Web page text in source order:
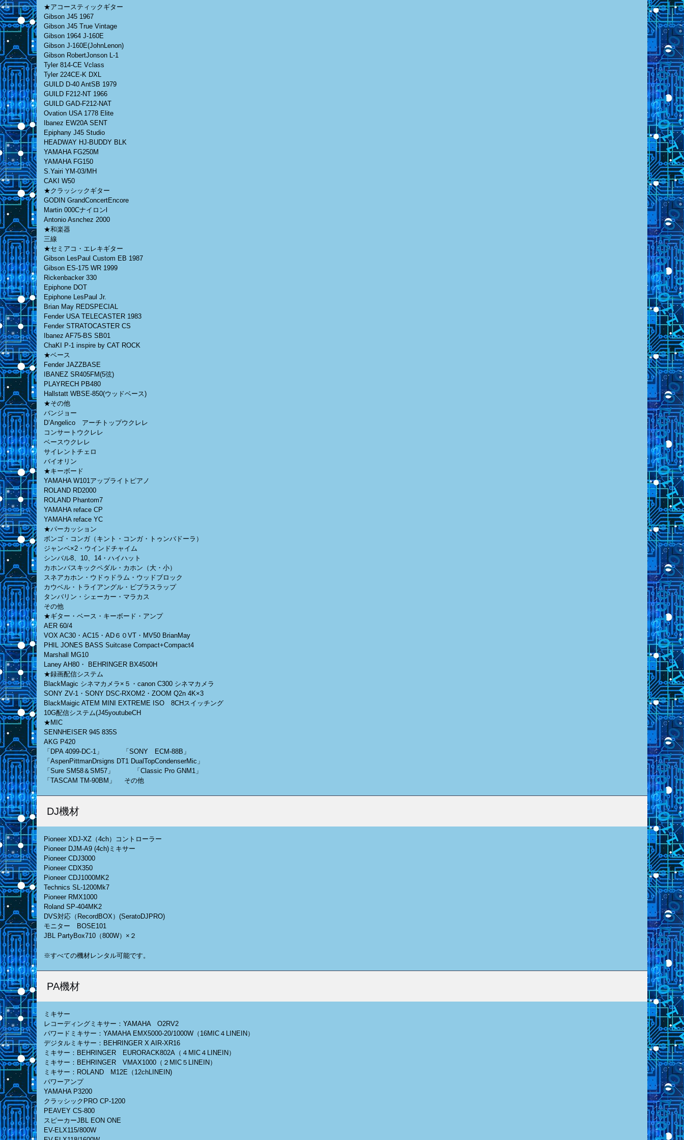
★アコースティックギター
Gibson J45 1967
Gibson J45 True Vintage
Gibson 1964 J-160E
Gibson J-160E(JohnLenon)
Gibson RobertJonson L-1
Tyler 814-CE Vclass
Tyler 224CE-K DXL
GUILD D-40 AntSB 1979
GUILD F212-NT 1966
GUILD GAD-F212-NAT
Ovation USA 1778 Elite
Ibanez EW20A SENT
Epiphany J45 Studio
HEADWAY HJ-BUDDY BLK
YAMAHA FG250M
YAMAHA FG150
S.Yairi YM-03/MH
CAKI W50
★クラッシックギター
GODIN GrandConcertEncore
Martin 000Cナイロンl
Antonio Asnchez 2000
★和楽器
三線
★セミアコ・エレキギター
Gibson LesPaul Custom EB 1987
Gibson ES-175 WR 1999
Rickenbacker 330
Epiphone DOT
Epiphone LesPaul Jr.
Brian May REDSPECIAL
Fender USA TELECASTER 1983
Fender STRATOCASTER CS
Ibanez AF75-BS SB01
ChaKI P-1 inspire by CAT ROCK
★ベース
Fender JAZZBASE
IBANEZ SR405FM(5弦)
PLAYRECH PB480
Hallstatt WBSE-850(ウッドベース)
★その他
バンジョー
D’Angelico アーチトップウクレレ
コンサートウクレレ
ベースウクレレ
サイレントチェロ
バイオリン
★キーボード
YAMAHA W101アップライトピアノ
ROLAND RD2000
ROLAND Phantom7
YAMAHA reface CP
YAMAHA reface YC
★パーカッション
ボンゴ・コンガ（キント・コンガ・トゥンバドーラ）
ジャンベ×2・ウインドチャイム
シンバル8、10、14・ハイハット
カホンバスキックペダル・カホン（大・小）
スネアカホン・ウドゥドラム・ウッドブロック
カウベル・トライアングル・ビブラスラップ
タンバリン・シェーカー・マラカス
その他
★ギター・ベース・キーボード・アンプ
AER 60/4
VOX AC30・AC15・AD６０VT・MV50 BrianMay
PHIL JONES BASS Suitcase Compact+Compact4
Marshall MG10
Laney AH80・ BEHRINGER BX4500H
★録画配信システム
BlackMagic シネマカメラ×５・canon C300 シネマカメラ
SONY ZV-1・SONY DSC-RXOM2・ZOOM Q2n 4K×3
BlackMaigic ATEM MINI EXTREME ISO 8CHスイッチング
10G配信システム(J45youtubeCH
★MIC
SENNHEISER 945 835S
AKG P420
「DPA 4099-DC-1」 「SONY ECM-88B」
「AspenPittmanDrsigns DT1 DualTopCondenserMic」
「Sure SM58＆SM57」 「Classic Pro GNM1」
「TASCAM TM-90BM」 その他
DJ機材
Pioneer XDJ-XZ（4ch）コントローラー
Pioneer DJM-A9 (4ch)ミキサー
Pioneer CDJ3000
Pioneer CDX350
Pioneer CDJ1000MK2
Technics SL‐1200Mk7
Pioneer RMX1000
Roland SP-404MK2
DVS対応（RecordBOX）(SeratoDJPRO)
モニター BOSE101
JBL PartyBox710（800W）×２
※すべての機材レンタル可能です。
PA機材
ミキサー
レコーディングミキサー：YAMAHA O2RV2
パワードミキサー：YAMAHA EMX5000-20/1000W（16MIC４LINEIN）
デジタルミキサー：BEHRINGER X AIR-XR16
ミキサー：BEHRINGER EURORACK802A（４MIC４LINEIN）
ミキサー：BEHRINGER VMAX1000（２MIC５LINEIN）
ミキサー：ROLAND M12E（12chLINEIN)
パワーアンプ
YAMAHA P3200
クラッシックPRO CP-1200
PEAVEY CS-800
スピーカーJBL EON ONE
EV-ELX115/800W